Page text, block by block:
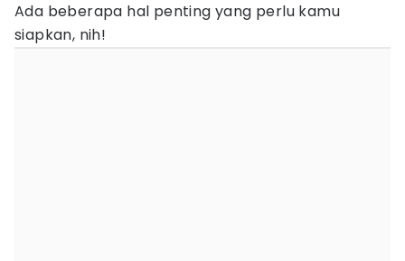
Ada beberapa hal penting yang perlu kamu
siapkan, nih!